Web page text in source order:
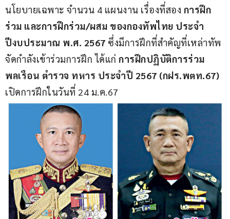
นโยบายเฉพาะ จำนวน 4 แผนงาน เรื่องที่สอง การฝึก
ร่วม และการฝึกร่วม/ผสม ของกองทัพไทย ประจำ
ปีงบประมาณ พ.ศ. 2567 ซึ่งมีการฝึกที่สำคัญที่เหล่าทัพ
จัดกำลังเข้าร่วมการฝึก ได้แก่ การฝึกปฏิบัติการร่วม
พลเรือน ตำรวจ ทหาร ประจำปี 2567 (กฝร.พตท.67)
เปิดการฝึกในวันที่ 24 ม.ค.67